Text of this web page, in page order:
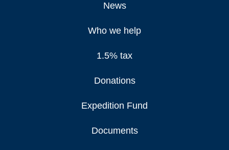
News
Who we help
1.5% tax
Donations
Expedition Fund
Documents